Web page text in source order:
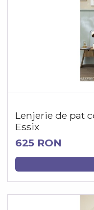
Lenjerie de pat
Essix
625 RON